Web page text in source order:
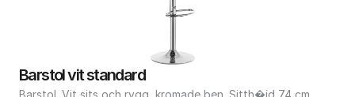
Barstol vit standard
Barstol. Vit sits och rygg, kromade ben. Sitth�jd 74 cm